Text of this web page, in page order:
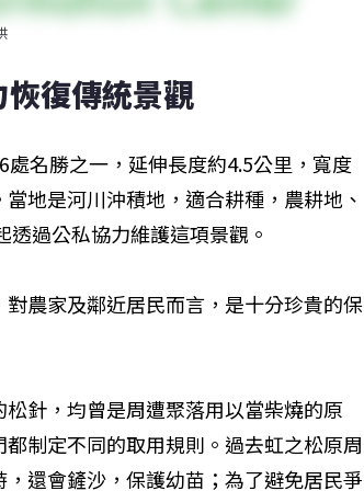
復傳統景觀
名勝之一，延伸長度約4.5公里，寬度
地是河川沖積地，適合耕種，農耕地、
過公私協力維護這項景觀。
農家及鄰近居民而言，是十分珍貴的保
針，均曾是周遭聚落用以當柴燒的原
制定不同的取用規則。過去虹之松原周
還會鏟沙，保護幼苗；為了避免居民爭